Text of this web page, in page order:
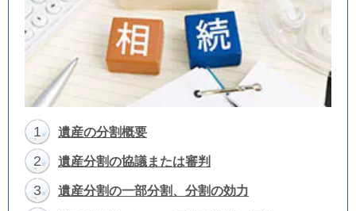
1 遺産の分割概要
2 遺産分割の協議または審判
3 遺産分割の一部分割、分割の効力